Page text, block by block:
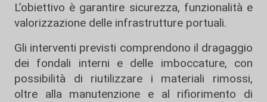
L’obiettivo è garantire sicurezza, funzionalità e
valorizzazione delle infrastrutture portuali.
Gli interventi previsti comprendono il dragaggio
dei fondali interni e delle imboccature, con
possibilità di riutilizzare i materiali rimossi,
oltre alla manutenzione e al rifiorimento di